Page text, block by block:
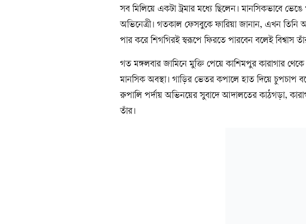
সব মিলিয়ে একটা ট্রমার মধ্যে ছিলেন। মানসিকভাবে
অভিনেত্রী। গতকাল ফেসবুকে ফারিয়া জানান, এখন তিনি
পার করে শিগগিরই স্বরূপে ফিরতে পারবেন বলেই বিশ্বাস
গত মঙ্গলবার জামিনে মুক্তি পেয়ে কাশিমপুর কারাগার
মানসিক অবস্থা। গাড়ির ভেতর কপালে হাত দিয়ে চুপচাপ
রুপালি পর্দায় অভিনয়ের সুবাদে আদালতের কাঠগড়া,
তাঁর।